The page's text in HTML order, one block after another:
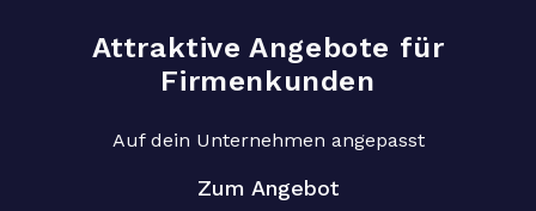
Attraktive Angebote für
Firmenkunden
Auf dein Unternehmen angepasst
Zum Angebot